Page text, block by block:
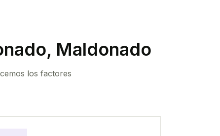
Maldonado
los factores